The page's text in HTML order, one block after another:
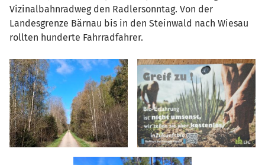
Vizinalbahnradweg den Radlersonntag. Von der
Landesgrenze Bärnau bis in den Steinwald nach Wiesau
rollten hunderte Fahrradfahrer.